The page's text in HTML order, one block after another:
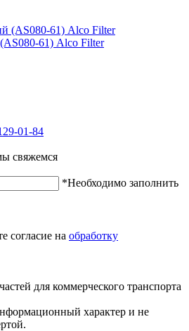
61) Alco Filter
01-84
свяжемся
*Необходимо заполнить
согласие на обработку
для коммерческого транспорта
характер и не